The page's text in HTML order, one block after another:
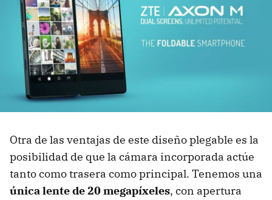
Otra de las ventajas de este diseño plegable es la
posibilidad de que la cámara incorporada actúe
tanto como trasera como principal. Tenemos una
única lente de 20 megapíxeles, con apertura